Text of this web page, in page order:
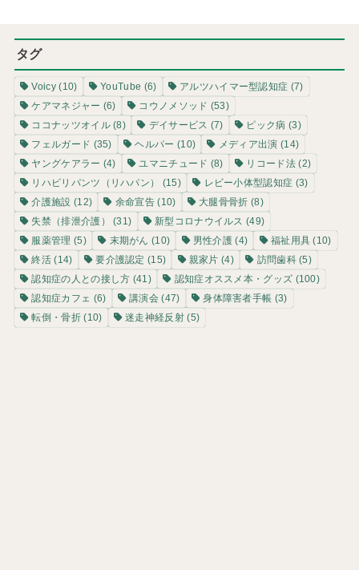
タグ
Voicy(10) YouTube (6) アルツハイマー型認知症 (7)
ケアマネジャー (6) コウノメソッド (53)
ココナッツオイル(8) デイサービス (7) ピック病 (3)
フェルガード (35) ヘルパー (10) メディア出演 (14)
ヤングケアラー (4) ユマニチュード (8) リコード法(2)
リハビリパンツ（リハパン）
(15) レビー小体型認知症 (3)
介護施設 (12) 余命宣告 (10) 大腿骨骨折 (8)
失禁（排泄介護）
(31) 新型コロナウイルス (49)
服薬管理 (5) 末期がん (10) 男性介護 (4) 福祉用具 (10)
終活 (14) 要介護認定 (15) 親家片 (4) 訪問歯科(5)
認知症の人との接し方 (41) 認知症オススメ本・グッズ (100)
認知症カフェ (6) 講演会 (47) 身体障害者手帳 (3)
転倒・骨折(10) 迷走神経反射(5)